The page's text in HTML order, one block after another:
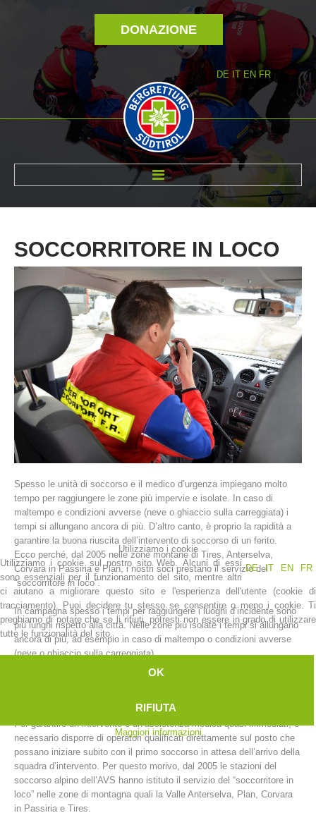
DONAZIONE
DE IT EN FR
La storia
Stazioni del soccorso alpino
SOCCORRITORE IN LOCO
Spesso le unità di soccorso e il medico d’urgenza impiegano molto
tempo per raggiungere le zone più impervie e isolate. In caso di
maltempo e condizioni avverse (neve o ghiaccio sulla carreggiata) i
tempi si allungano ancora di più. D’altro canto, è proprio la rapidità a
garantire la buona riuscita dell’intervento di soccorso di un ferito.
Ecco perché, dal 2005 nelle zone montane di Tires, Anterselva,
Corvara in Passiria e Plan, i nostri soci prestano il servizio del
“soccorritore in loco”.
In campagna spesso i tempi per raggiungere i luoghi d’incidente sono
più lunghi rispetto alla città. Nelle zone più isolate i tempi si allungano
ancora di più, ad esempio in caso di maltempo o condizioni avverse
(neve o ghiaccio sulla carreggiata).
Per garantire un intervento e un’assistenza medica quasi immediati, è
necessario disporre di operatori qualificati direttamente sul posto che
possano iniziare subito con il primo soccorso in attesa dell’arrivo della
squadra d’intervento. Per questo morivo, dal 2005 le stazioni del
soccorso alpino dell’AVS hanno istituto il servizio del “soccorritore in
loco” nelle zone di montagna quali la Valle Anterselva, Plan, Corvara
in Passiria e Tires.
Utilizziamo i cookie
DE
IT EN FR
Utilizziamo i cookie sul nostro sito Web. Alcuni di essi
sono essenziali per il funzionamento del sito, mentre altri
ci aiutano a migliorare questo sito e l'esperienza dell'utente (cookie di
tracciamento). Puoi decidere tu stesso se consentire o meno i cookie. Ti
preghiamo di notare che se li rifiuti, potresti non essere in grado di utilizzare
tutte le funzionalità del sito.
OK
RIFIUTA
Maggiori informazioni